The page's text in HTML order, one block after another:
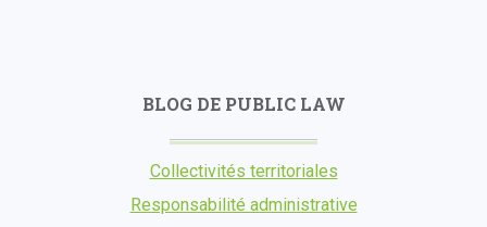
BLOG DE PUBLIC LAW
Collectivités territoriales
Responsabilité administrative